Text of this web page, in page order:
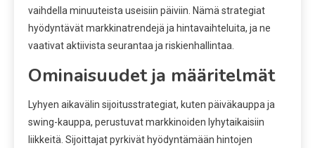
vaihdella minuuteista useisiin päiviin. Nämä strategiat
hyödyntävät markkinatrendejä ja hintavaihteluita, ja ne
vaativat aktiivista seurantaa ja riskienhallintaa.
Ominaisuudet ja määritelmät
Lyhyen aikavälin sijoitusstrategiat, kuten päiväkauppa ja
swing-kauppa, perustuvat markkinoiden lyhytaikaisiin
liikkeitä. Sijoittajat pyrkivät hyödyntämään hintojen